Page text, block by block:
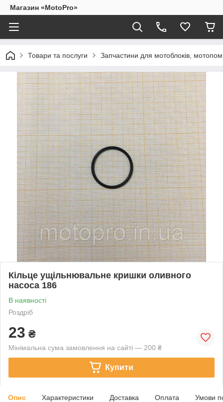
Магазин «MotoPro»
Товари та послуги Запчастини для мотоблоків,
Кільце ущільнювальне кришки оливного
насоса 186
В наявності
Роздріб
23 ₴
Мінімальна сума замовлення на сайті — 200 ₴
Купити
Опис Характеристики Доставка Оплата Умови